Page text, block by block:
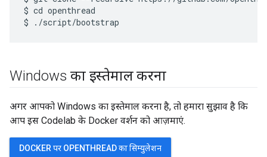
$ cd openthread
Windows का इस्तेमाल करना
अगर आपको Windows का इस्तेमाल करना है, तो हमारा सुझाव है कि
आप इस Codelab के Docker वर्शन को आज़माएं.
DOCKER पर OPENTHREAD का सिम्युलेशन